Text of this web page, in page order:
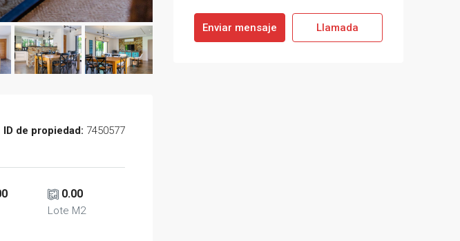
ID de propiedad: 7450577
0.00
Lote M2
Enviar mensaje Llamada